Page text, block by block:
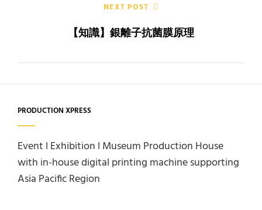
NEXT POST
【知識】銀離子抗菌膜原理
PRODUCTION XPRESS
Event l Exhibition l Museum Production House
with in-house digital printing machine supporting
Asia Pacific Region